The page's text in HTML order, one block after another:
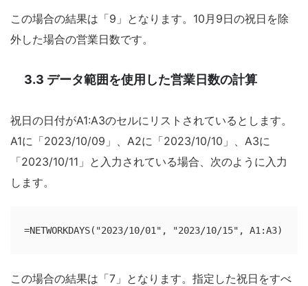
この場合の結果は「9」となります。10月9日の祝日を除
外した場合の営業日数です。
3.3 データ範囲を使用した営業日数の計算
祝日の日付がA1:A3のセルにリストされているとします。
A1に「2023/10/09」、A2に「2023/10/10」、A3に
「2023/10/11」と入力されている場合、次のように入力
します。
=NETWORKDAYS("2023/10/01", "2023/10/15", A1:A3)
この場合の結果は「7」となります。指定した祝日をすべ